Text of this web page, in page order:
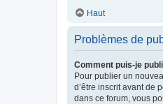
Haut
Problèmes de
Comment puis-je
Pour publier un
d’être inscrit avant de
dans ce forum, vous